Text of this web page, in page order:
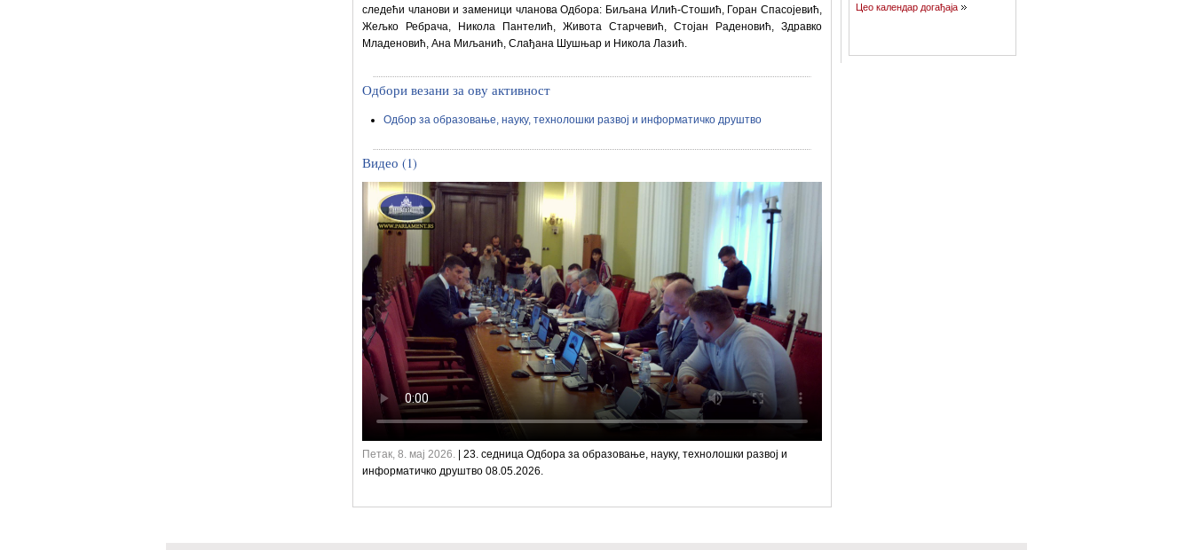
следећи чланови и заменици чланова Одбора: Биљана Илић-Стошић, Горан Спасојевић,
Жељко Ребрача, Никола Пантелић, Живота Старчевић, Стојан Раденовић, Здравко
Младеновић, Ана Миљанић, Слађана Шушњар и Никола Лазић.
Одбори везани за ову активност
Одбор за образовање, науку, технолошки развој и информатичко друштво
Видео (1)
Петак, 8. мај 2026.
| 23. седница Одбора за образовање, науку, технолошки развој и
информатичко друштво 08.05.2026.
Цео календар догађаја